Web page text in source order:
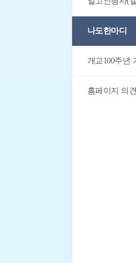
나도한마디
개교100주년
홈페이지 의